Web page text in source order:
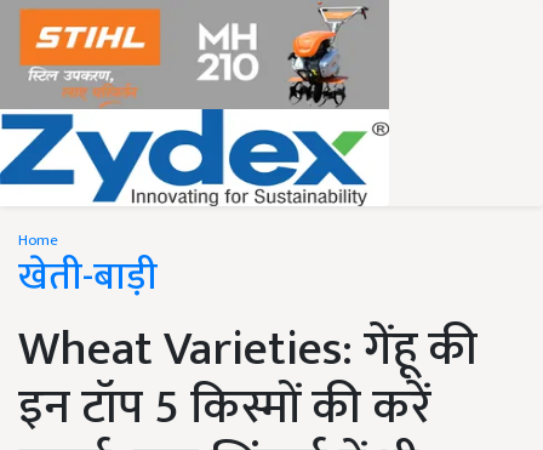
Home
खेती-बाड़ी
Wheat Varieties: गेंहू की
इन टॉप 5 किस्मों की करें